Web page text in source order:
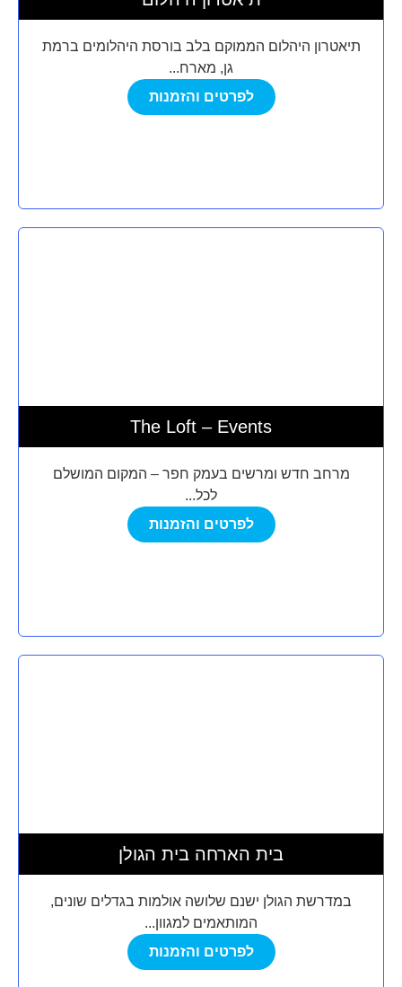
תיאטרון היהלום הממוקם בלב בורסת היהלומים ברמת
גן, מארח...
לפרטים והזמנות
The Loft – Events
מרחב חדש ומרשים בעמק חפר – המקום המושלם
לכל...
לפרטים והזמנות
בית הארחה בית הגולן
במדרשת הגולן ישנם שלושה אולמות בגדלים שונים,
המותאמים למגוון...
לפרטים והזמנות